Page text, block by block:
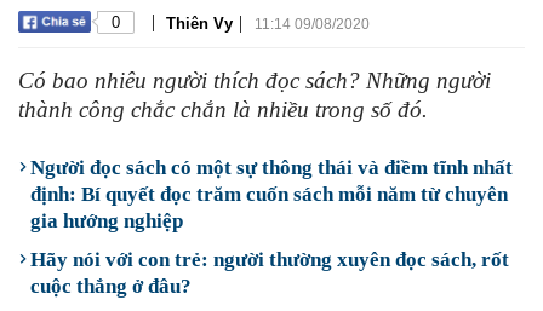
0 | Thiên Vy | 11:14 09/08/2020
Có bao nhiêu người thích đọc sách? Những người
thành công chắc chắn là nhiều trong số đó.
Người đọc sách có một sự thông thái và điềm tĩnh nhất
định: Bí quyết đọc trăm cuốn sách mỗi năm từ chuyên
gia hướng nghiệp
Hãy nói với con trẻ: người thường xuyên đọc sách, rốt
cuộc thắng ở đâu?